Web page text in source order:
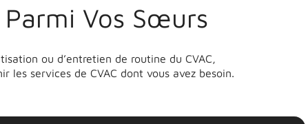
Parmi Vos Sœurs
ou d’entretien de routine du CVAC,
les services de CVAC dont vous avez besoin.